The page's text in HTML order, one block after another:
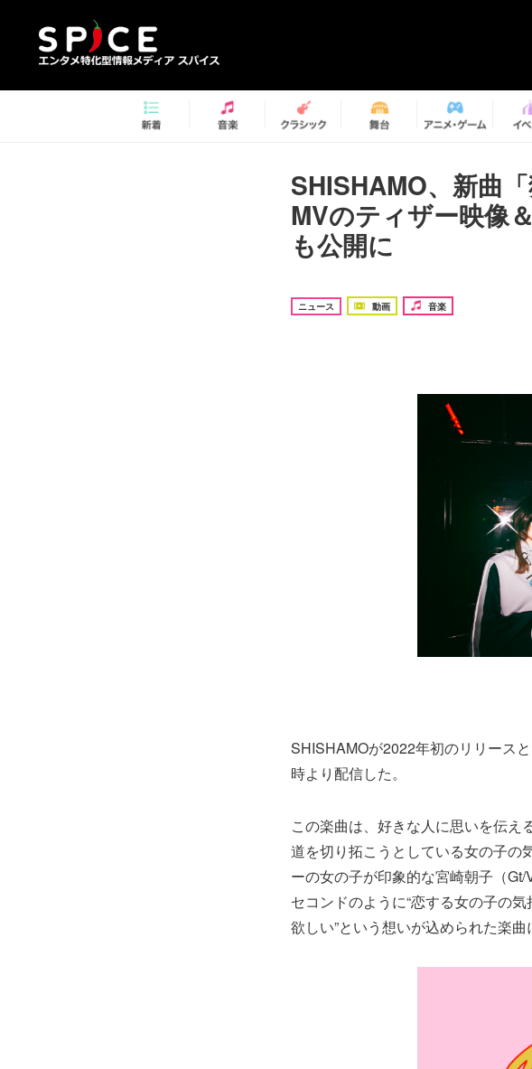
SHISHAMO、新曲
MVのティザー映像
も公開に
ニュース 動画 音楽
SHISHAMOが2022年初のリリース
時より配信した。
この楽曲は、好きな人に思いを伝
道を切り拓こうとしている女の子の
ーの女の子が印象的な宮崎朝子（
セコンドのように“恋する女の子の
欲しい”という想いが込められた楽曲